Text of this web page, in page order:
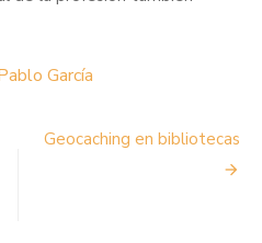
García
Geocaching en bibliotecas